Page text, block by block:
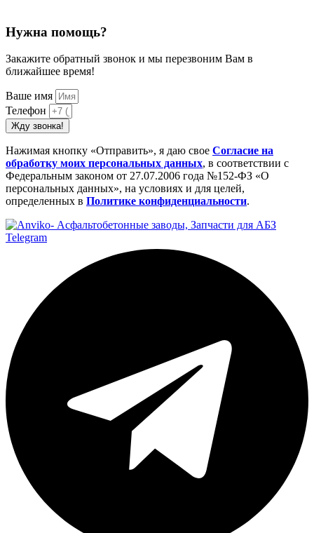
Нужна помощь?
Закажите обратный звонок и мы перезвоним Вам в
ближайшее время!
Ваше имя
Телефон
Жду звонка!
Нажимая кнопку «Отправить», я даю свое Cогласие на
обработку моих персональных данных, в соответствии с
Федеральным законом от 27.07.2006 года №152-ФЗ «О
персональных данных», на условиях и для целей,
определенных в Политике конфиденциальности.
Telegram